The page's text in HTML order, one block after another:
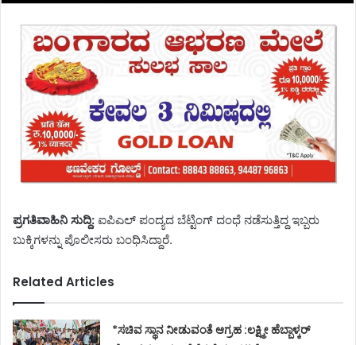
ಪ್ರಗತಿವಾಹಿನಿ ಸುದ್ದಿ: ಐಪಿಎಲ್ ಪಂದ್ಯದ ಬೆಟ್ಟಿಂಗ್ ದಂಧೆ ನಡೆಸುತ್ತಿದ್ದ ಇಬ್ಬರು
ಬುಕ್ಕಿಗಳನ್ನು ಪೊಲೀಸರು ಬಂಧಿಸಿದ್ದಾರೆ.
Related Articles
*ಸಚಿವ ಸ್ಥಾನ ನೀಡುವಂತೆ ಆಗ್ರಹ :ಲಕ್ಷ್ಮೀ ಹೆಬ್ಬಾಳ್ಕರ್